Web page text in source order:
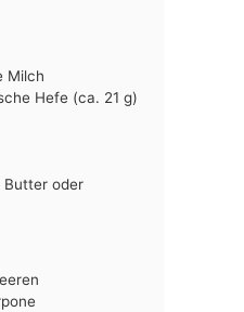
Milch
Hefe (ca. 21 g)
Butter oder